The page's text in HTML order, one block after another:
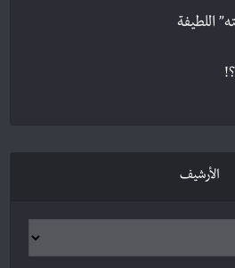
اللطيفة
الأرشيف